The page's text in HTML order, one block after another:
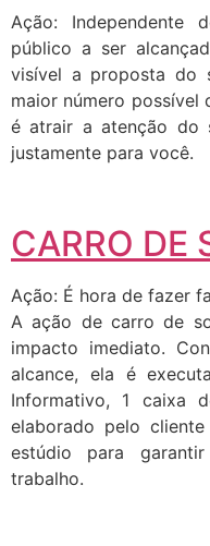
Ação: Independente
público a ser
visível a proposta do
maior número possível
é atrair a atenção do
justamente para você.
CARRO DE
Ação: É hora de fazer
A ação de carro de
impacto imediato.
alcance, ela é
Informativo, 1 caixa
elaborado pelo
estúdio para
trabalho.